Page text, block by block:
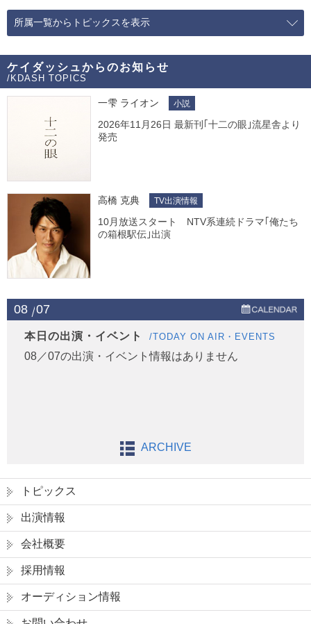
所属一覧からトピックスを表示
ケイダッシュからのお知らせ
/KDASH TOPICS
一雫 ライオン 小説
2026年11月26日 最新刊｢十二の眼｣流星舎より
発売
高橋 克典 TV出演情報
10月放送スタート NTV系連続ドラマ｢俺たち
の箱根駅伝｣出演
08 07
本日の出演・イベント /TODAY ON AIR・EVENTS
08／07の出演・イベント情報はありません
ARCHIVE
トピックス
出演情報
会社概要
採用情報
オーディション情報